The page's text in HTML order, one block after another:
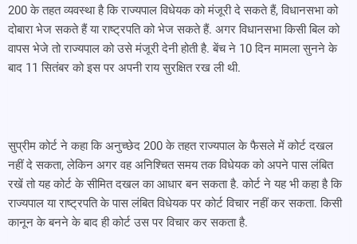
200 के तहत व्यवस्था है कि राज्यपाल विधेयक को मंजूरी दे सकते हैं, विधानसभा को
दोबारा भेज सकते हैं या राष्ट्रपति को भेज सकते हैं. अगर विधानसभा किसी बिल को
वापस भेजे तो राज्यपाल को उसे मंजूरी देनी होती है. बेंच ने 10 दिन मामला सुनने के
बाद 11 सितंबर को इस पर अपनी राय सुरक्षित रख ली थी.
सुप्रीम कोर्ट ने कहा कि अनुच्छेद 200 के तहत राज्यपाल के फैसले में कोर्ट दखल
नहीं दे सकता, लेकिन अगर वह अनिश्चित समय तक विधेयक को अपने पास लंबित
रखें तो यह कोर्ट के सीमित दखल का आधार बन सकता है. कोर्ट ने यह भी कहा है कि
राज्यपाल या राष्ट्रपति के पास लंबित विधेयक पर कोर्ट विचार नहीं कर सकता. किसी
कानून के बनने के बाद ही कोर्ट उस पर विचार कर सकता है.